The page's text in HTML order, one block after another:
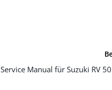
Service Manual für Suzuki RV